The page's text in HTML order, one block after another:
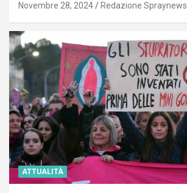
Novembre 28, 2024 Redazione Spraynews
ATTUALITÀ